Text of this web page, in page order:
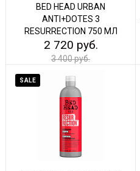
BED HEAD URBAN
ANTI+DOTES 3
RESURRECTION 750 МЛ
2 720 руб.
3 400 руб.
SALE